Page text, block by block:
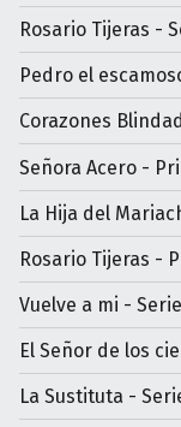
Rosario Tijeras -
Pedro el
Corazones
Señora Acero -
La Hija del
Rosario Tijeras -
Vuelve a mi -
El Señor de los
La Sustituta -